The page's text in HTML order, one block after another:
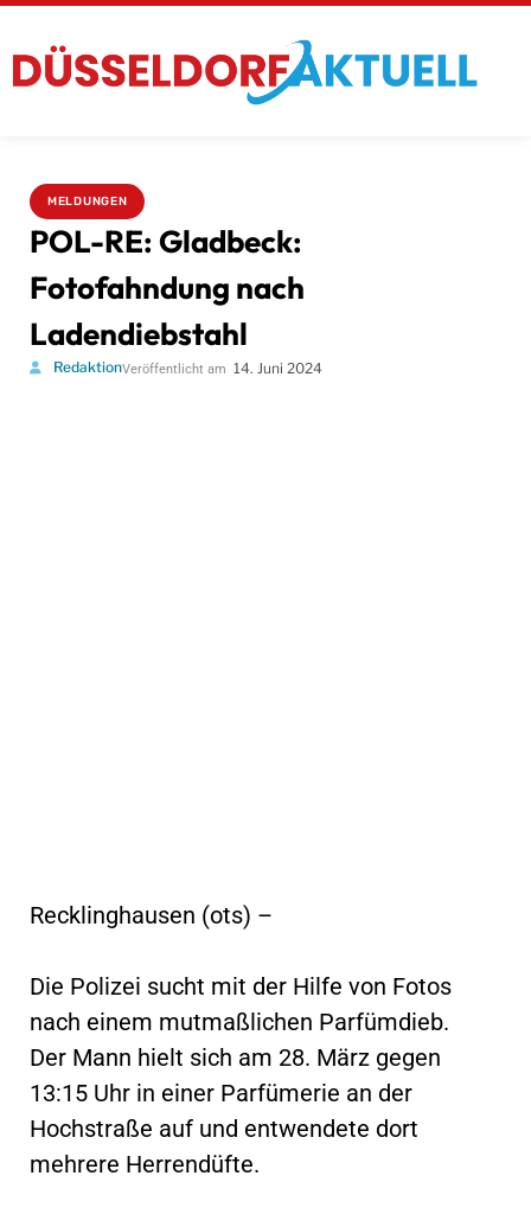
MELDUNGEN
POL-RE: Gladbeck:
Fotofahndung nach
Ladendiebstahl
RedaktionVeröffentlicht am 14. Juni 2024
Recklinghausen (ots) –
Die Polizei sucht mit der Hilfe von Fotos
nach einem mutmaßlichen Parfümdieb.
Der Mann hielt sich am 28. März gegen
13:15 Uhr in einer Parfümerie an der
Hochstraße auf und entwendete dort
mehrere Herrendüfte.